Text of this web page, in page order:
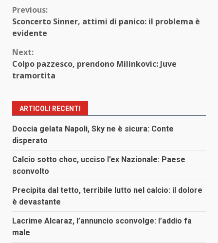
Continue
Reading
Previous:
Sconcerto Sinner, attimi di panico: il problema è
evidente
Next:
Colpo pazzesco, prendono Milinkovic: Juve
tramortita
ARTICOLI RECENTI
Doccia gelata Napoli, Sky ne è sicura: Conte
disperato
Calcio sotto choc, ucciso l’ex Nazionale: Paese
sconvolto
Precipita dal tetto, terribile lutto nel calcio: il dolore
è devastante
Lacrime Alcaraz, l’annuncio sconvolge: l’addio fa
male